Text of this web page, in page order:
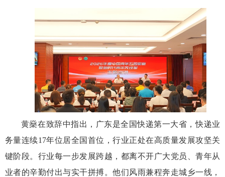
黄燊在致辞中指出，广东是全国快递第一大省，快递业
务量连续17年位居全国首位，行业正处在高质量发展攻坚关
键阶段。行业每一步发展跨越，都离不开广大党员、青年从
业者的辛勤付出与实干拼搏。他们风雨兼程奔走城乡一线，